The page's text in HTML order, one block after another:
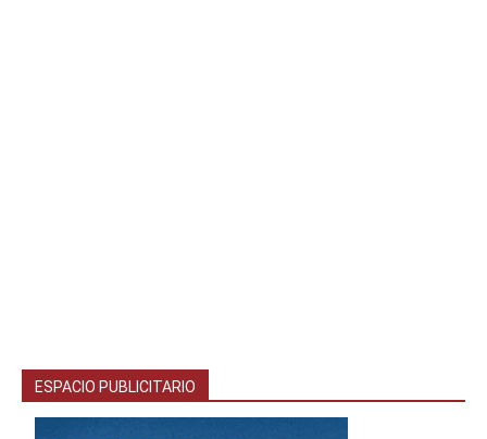
ESPACIO PUBLICITARIO